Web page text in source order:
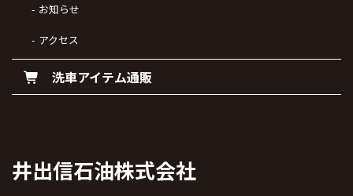
お知らせ
アクセス
洗車アイテム通販
井出信石油株式会社